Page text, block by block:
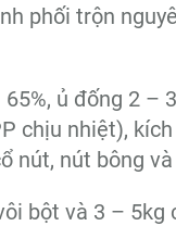
phối trộn
ủ đống 2 –
chịu nhiệt),
nút, nút bông và
bột và 3 – 5kg